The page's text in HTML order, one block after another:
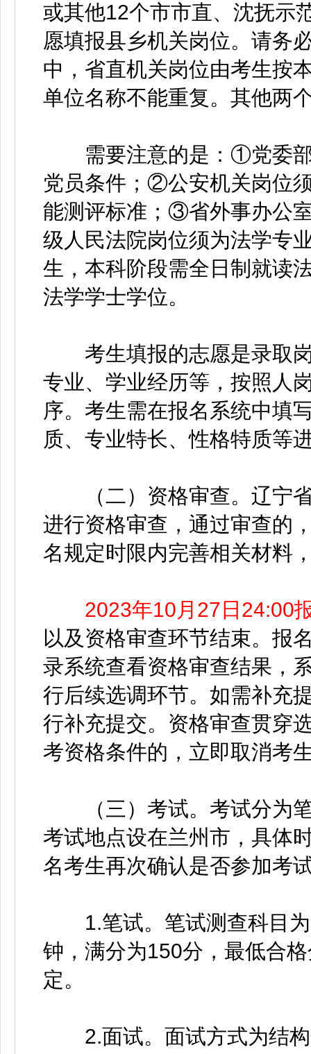
或其他12个市市直、沈抚示
愿填报县乡机关岗位。请务
中，省直机关岗位由考生按
单位名称不能重复。其他两
需要注意的是：①党委部
党员条件；②公安机关岗位
能测评标准；③省外事办公
级人民法院岗位须为法学专
生，本科阶段需全日制就读
法学学士学位。
考生填报的志愿是录取岗
专业、学业经历等，按照人
序。考生需在报名系统中填
质、专业特长、性格特质等
（二）资格审查。辽宁省
进行资格审查，通过审查的
名规定时限内完善相关材料
2023年10月27日24:00
以及资格审查环节结束。报
录系统查看资格审查结果，
行后续选调环节。如需补充
行补充提交。资格审查贯穿
考资格条件的，立即取消考
（三）考试。考试分为笔
考试地点设在兰州市，具体
名考生再次确认是否参加考
1.笔试。笔试测查科目为
钟，满分为150分，最低合
定。
2.面试。面试方式为结构